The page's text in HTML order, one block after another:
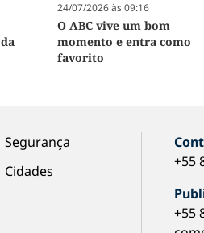
24/07/2026 às 09:16
O ABC vive um bom
momento e entra como
favorito
Segurança
Cidades
+55
+55